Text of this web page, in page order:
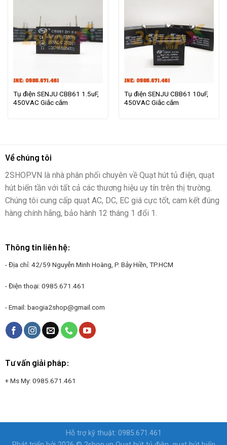
Tụ điện SENJU CBB61 1.5uF,
450VAC Giắc cắm
Tụ điện SENJU CBB61 10uF,
450VAC Giắc cắm
Về chúng tôi
2SHOP.VN là nhà phân phối chuyên về Quạt hút tủ điện, quạt
hút biến tần với tất cả các thương hiệu uy tín trên thị trường.
Chúng tôi cung cấp quạt AC, DC, EC giá cực tốt, cam kết đúng
hàng chính hãng, bảo hành 12 tháng 1 đổi 1.
Thông tin liên hệ:
- Địa chỉ: 42/59 Nguyễn Minh Hoàng, P. Bảy Hiền, TP.HCM
- Điện thoại: 0985.671.461
- Email: baogia2shop@gmail.com
Tư vấn giải pháp:
+ Ms My: 0985.671.461
Hỗ trợ kỹ thuật: 0985.671.461